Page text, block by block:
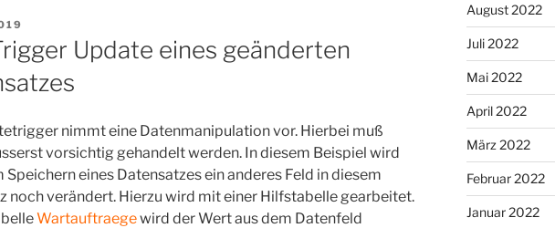
Update eines geänderten
nimmt eine Datenmanipulation vor. Hierbei muß
vorsichtig gehandelt werden. In diesem Beispiel wird
Speichern eines Datensatzes ein anderes Feld in diesem
noch verändert. Hierzu wird mit einer Hilfstabelle gearbeitet.
Wartauftraegewird der Wert aus dem Datenfeld
August 2022
Juli 2022
Mai 2022
April 2022
März 2022
Februar 2022
Januar 2022